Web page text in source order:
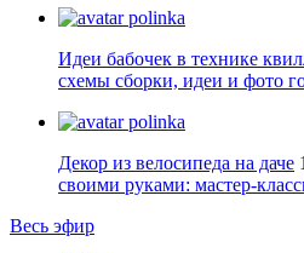
polinka
Идеи бабочек в технике
схемы сборки, идеи и фото
polinka
Декор из велосипеда на даче 1
своими руками: мастер-
Весь эфир